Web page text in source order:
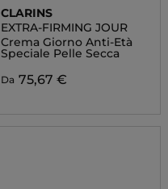
CLARINS
EXTRA-FIRMING JOUR
Crema Giorno Anti-Età
Speciale Pelle Secca
Da 75,67 €